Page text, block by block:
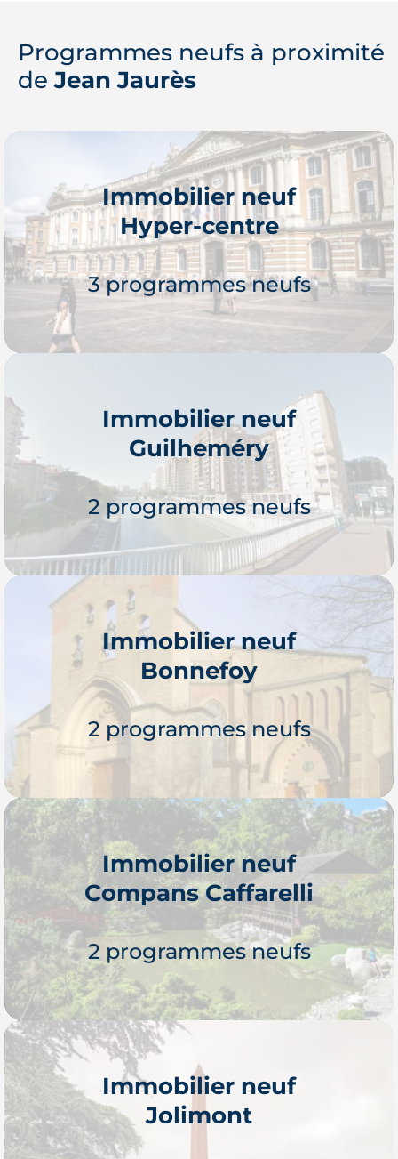
Programmes neufs à proximité
deJean Jaurès
Immobilier neuf
Hyper-centre
3 programmes neufs
Je découvre
Immobilier neuf
Guilheméry
2 programmes neufs
Je découvre
Immobilier neuf
Bonnefoy
2 programmes neufs
Je découvre
Immobilier neuf
Compans Caffarelli
2 programmes neufs
Immobilier neuf
Jolimont